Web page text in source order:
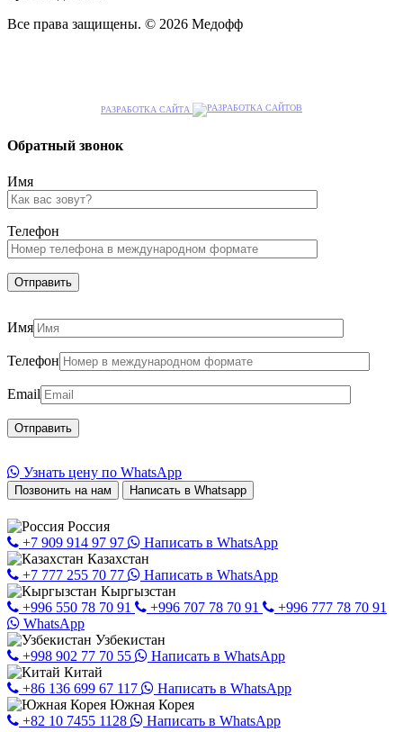
Все права защищены. © 2026 Медофф
РАЗРАБОТКА САЙТА
Обратный звонок
Имя
Телефон
Имя
Телефон
Email
Узнать цену по WhatsApp
Позвонить на нам Написать в Whatsapp
Россия
+7 909 914 97 97
Написать в WhatsApp
Казахстан
+7 777 255 70 77
Написать в WhatsApp
Кыргызстан
+996 550 78 70 91
+996 707 78 70 91
+996 777 78 70 91
WhatsApp
Узбекистан
+998 902 77 70 55
Написать в WhatsApp
Китай
+86 136 699 67 117
Написать в WhatsApp
Южная Корея
+82 10 7455 1128
Написать в WhatsApp